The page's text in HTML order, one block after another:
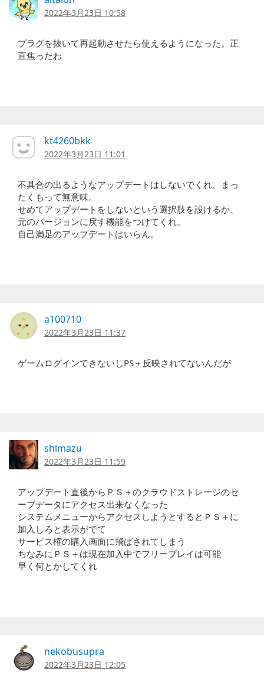
2022年3月23日 10:58
プラグを抜いて再起動させたら使えるようになった。正
直焦ったわ
kt4260bkk
2022年3月23日 11:01
不具合の出るようなアップデートはしないでくれ。まっ
たくもって無意味。
せめてアップデートをしないという選択肢を設けるか、
元のバージョンに戻す機能をつけてくれ。
自己満足のアップデートはいらん。
a100710
2022年3月23日 11:37
ゲームログインできないしPS＋反映されてないんだが
shimazu
2022年3月23日 11:59
アップデート直後からＰＳ＋のクラウドストレージのセ
ーブデータにアクセス出来なくなった
システムメニューからアクセスしようとするとＰＳ＋に
加入しろと表示がでて
サービス権の購入画面に飛ばされてしまう
ちなみにＰＳ＋は現在加入中でフリープレイは可能
早く何とかしてくれ
nekobusupra
2022年3月23日 12:05